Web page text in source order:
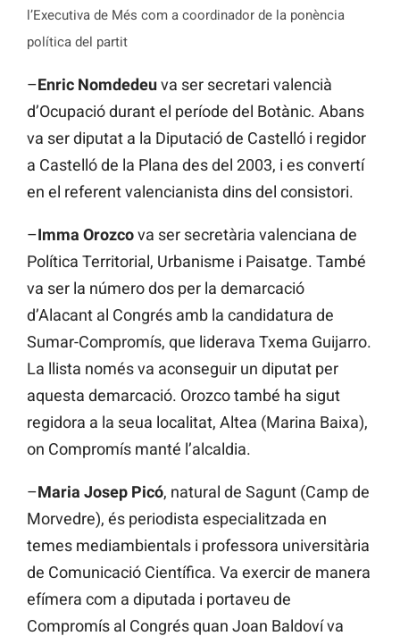
l’Executiva de Més com a coordinador de la ponència
política del partit
–Enric Nomdedeuva ser secretari valencià
d’Ocupació durant el període del Botànic. Abans
va ser diputat a la Diputació de Castelló i regidor
a Castelló de la Plana des del 2003, i es convertí
en el referent valencianista dins del consistori.
–Imma Orozcova ser secretària valenciana de
Política Territorial, Urbanisme i Paisatge. També
va ser la número dos per la demarcació
d’Alacant al Congrés amb la candidatura de
Sumar-Compromís, que liderava Txema Guijarro.
La llista només va aconseguir un diputat per
aquesta demarcació. Orozco també ha sigut
regidora a la seua localitat, Altea (Marina Baixa),
on Compromís manté l’alcaldia.
–Maria Josep Picó, natural de Sagunt (Camp de
Morvedre), és periodista especialitzada en
temes mediambientals i professora universitària
de Comunicació Científica. Va exercir de manera
efímera com a diputada i portaveu de
Compromís al Congrés quan Joan Baldoví va